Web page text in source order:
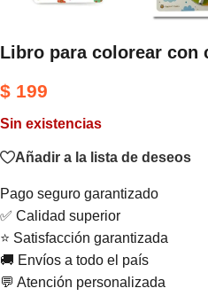
Libro para colorear con
$ 199
Sin existencias
Añadir a la lista de deseos
Pago seguro garantizado
✅ Calidad superior
⭐ Satisfacción garantizada
🚚 Envíos a todo el país
💬 Atención personalizada